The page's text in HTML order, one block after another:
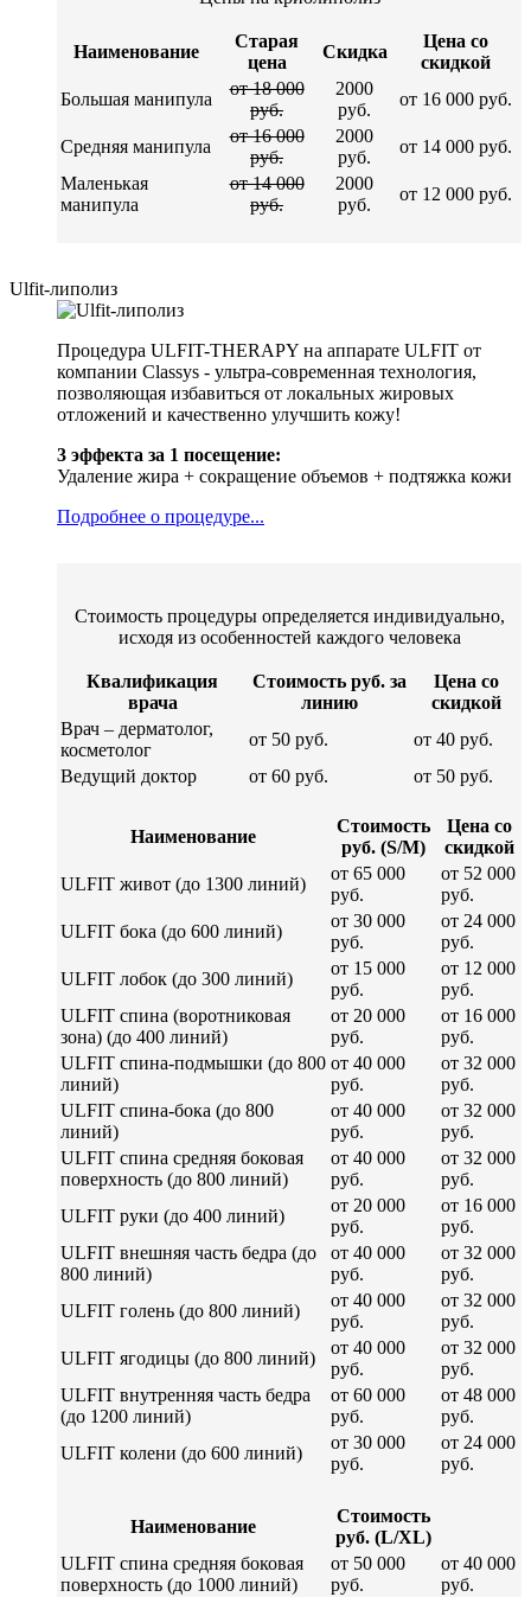
Наименование
Старая
цена
Скидка
Цена со
скидкой
Большая манипула
от 18 000
руб.
2000
руб.
от 16 000 руб.
Средняя манипула
от 16 000
руб.
2000
руб.
от 14 000 руб.
Маленькая
манипула
от 14 000
руб.
2000
руб.
от 12 000 руб.
Ulfit-липолиз
Процедура ULFIT-THERAPY на аппарате ULFIT от
компании Classys - ультра-современная технология,
позволяющая избавиться от локальных жировых
отложений и качественно улучшить кожу!
3 эффекта за 1 посещение:
Удаление жира + сокращение объемов + подтяжка кожи
Подробнее о процедуре...
Стоимость процедуры определяется индивидуально,
исходя из особенностей каждого человека
Квалификация
врача
Стоимость руб. за
линию
Цена со
скидкой
Врач – дерматолог,
косметолог
от 50 руб.
от 40 руб.
Ведущий доктор
от 60 руб. от 50 руб.
Наименование
Стоимость
руб. (S/M)
Цена со
скидкой
ULFIT живот (до 1300 линий)
от 65 000
руб.
от 52 000
руб.
ULFIT бока (до 600 линий)
от 30 000
руб.
от 24 000
руб.
ULFIT лобок (до 300 линий)
от 15 000
руб.
от 12 000
руб.
ULFIT спина (воротниковая
зона) (до 400 линий)
от 20 000
руб.
от 16 000
руб.
ULFIT спина-подмышки (до 800
линий)
от 40 000
руб.
от 32 000
руб.
ULFIT спина-бока (до 800
линий)
от 40 000
руб.
от 32 000
руб.
ULFIT спина средняя боковая
поверхность (до 800 линий)
от 40 000
руб.
от 32 000
руб.
ULFIT руки (до 400 линий)
от 20 000
руб.
от 16 000
руб.
ULFIT внешняя часть бедра (до
800 линий)
от 40 000
руб.
от 32 000
руб.
ULFIT голень (до 800 линий)
от 40 000
руб.
от 32 000
руб.
ULFIT ягодицы (до 800 линий)
от 40 000
руб.
от 32 000
руб.
ULFIT внутренняя часть бедра
(до 1200 линий)
от 60 000
руб.
от 48 000
руб.
ULFIT колени (до 600 линий)
от 30 000
руб.
от 24 000
руб.
Наименование
Стоимость
руб. (L/XL)
ULFIT спина средняя боковая
поверхность (до 1000 линий)
от 50 000
руб.
от 40 000
руб.